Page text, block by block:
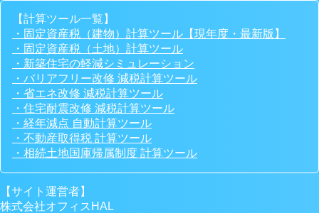
【計算ツール一覧】
・固定資産税（建物）計算ツール【現年度・最新版】
・固定資産税（土地）計算ツール
・新築住宅の軽減シミュレーション
・バリアフリー改修 減税計算ツール
・省エネ改修 減税計算ツール
・住宅耐震改修 減税計算ツール
・経年減点 自動計算ツール
・不動産取得税 計算ツール
・相続土地国庫帰属制度 計算ツール
【サイト運営者】
株式会社オフィスHAL